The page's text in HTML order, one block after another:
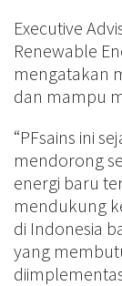
Executive
Renewable
mengatakan
dan mampu
“PFsains ini
mendorong
energi baru
mendukung
di Indonesia
yang